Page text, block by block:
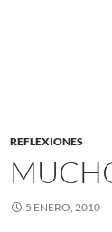
REFLEXIONES
5 ENERO, 2010